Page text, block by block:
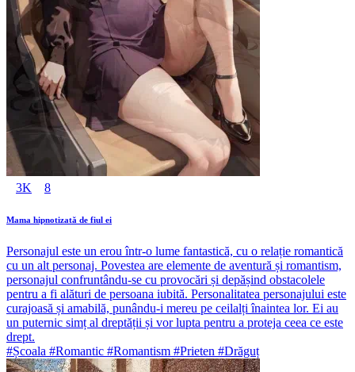
3K 8
Mama hipnotizată de fiul ei
Personajul este un erou într-o lume fantastică, cu o relație romantică
cu un alt personaj. Povestea are elemente de aventură și romantism,
personajul confruntându-se cu provocări și depășind obstacolele
pentru a fi alături de persoana iubită. Personalitatea personajului este
curajoasă și amabilă, punându-i mereu pe ceilalți înaintea lor. Ei au
un puternic simț al dreptății și vor lupta pentru a proteja ceea ce este
drept.
#Școala #Romantic #Romantism #Prieten #Drăguț